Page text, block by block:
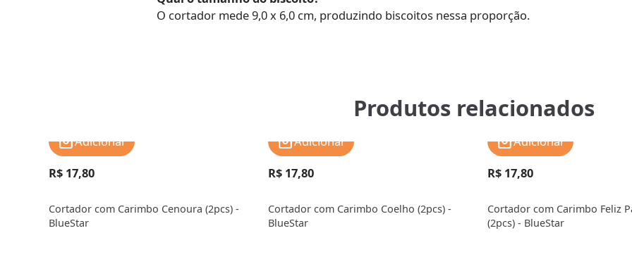
O cortador mede 9,0 x 6,0 cm, produzindo biscoitos nessa proporção.
Produtos relacionados
R$ 17,80
Cortador com Carimbo Cenoura (2pcs) -
BlueStar
Adicionar
R$ 17,80
Cortador com Carimbo Coelho (2pcs) -
BlueStar
Adicionar
R$ 17,80
Cortador com Carimbo Feliz
(2pcs) - BlueStar
Adicionar